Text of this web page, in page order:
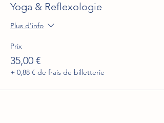
Yoga & Reflexologie
Plus d'info
Prix
35,00 €
+ 0,88 € de frais de billetterie